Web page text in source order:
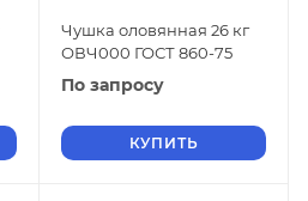
Чушка оловянная 26 кг
ОВЧ000 ГОСТ 860-75
По запросу
КУПИТЬ